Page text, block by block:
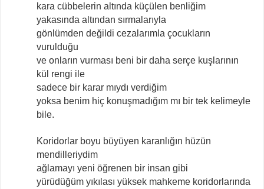
kara cübbelerin altında küçülen benliğim
yakasında altından sırmalarıyla
gönlümden değildi cezalarımla çocukların
vurulduğu
ve onların vurması beni bir daha serçe kuşlarının
kül rengi ile
sadece bir karar mıydı verdiğim
yoksa benim hiç konuşmadığım mı bir tek kelimeyle
bile.
Koridorlar boyu büyüyen karanlığın hüzün
mendilleriydim
ağlamayı yeni öğrenen bir insan gibi
yürüdüğüm yıkılası yüksek mahkeme koridorlarında